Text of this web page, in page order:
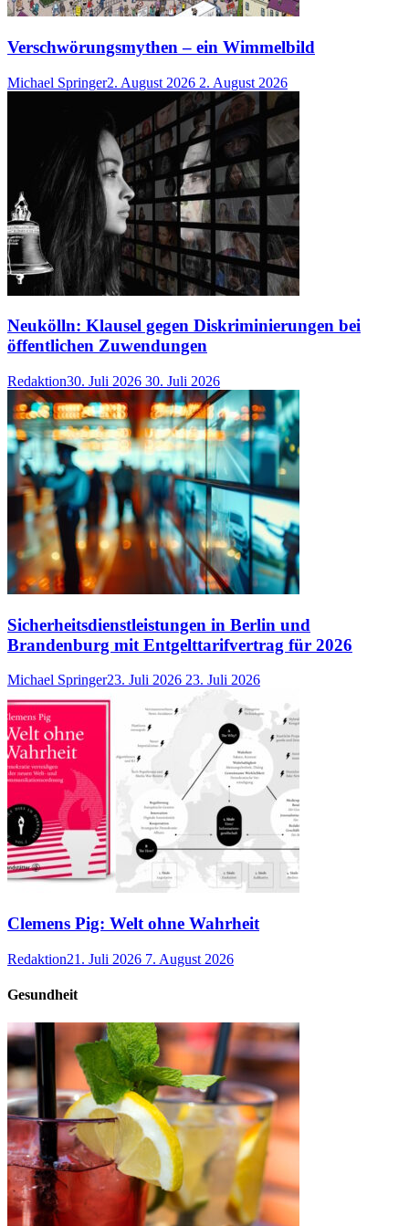
Verschwörungsmythen – ein Wimmelbild
Michael Springer2. August 2026 2. August 2026
Neukölln: Klausel gegen Diskriminierungen bei
öffentlichen Zuwendungen
Redaktion30. Juli 2026 30. Juli 2026
Sicherheitsdienstleistungen in Berlin und
Brandenburg mit Entgelttarifvertrag für 2026
Michael Springer23. Juli 2026 23. Juli 2026
Clemens Pig: Welt ohne Wahrheit
Redaktion21. Juli 2026 7. August 2026
Gesundheit